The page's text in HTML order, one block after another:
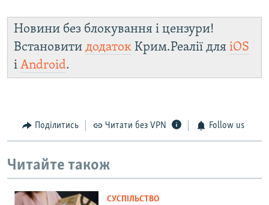
Новини без блокування і цензури!
Встановити додаток Крим.Реалії для iOS
і Android.
Поділитись Читати без VPN Follow us
Читайте також
СУСПІЛЬСТВО